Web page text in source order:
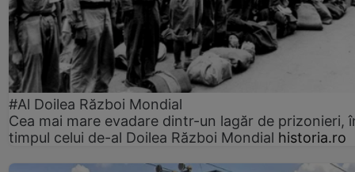
#Al Doilea Război Mondial
Cea mai mare evadare dintr-un lagăr de prizonieri,
timpul celui de-al Doilea Război Mondial historia.ro